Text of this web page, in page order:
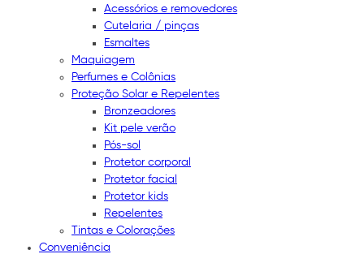
Acessórios e removedores
Cutelaria / pinças
Esmaltes
Maquiagem
Perfumes e Colônias
Proteção Solar e Repelentes
Bronzeadores
Kit pele verão
Pós-sol
Protetor corporal
Protetor facial
Protetor kids
Repelentes
Tintas e Colorações
Conveniência